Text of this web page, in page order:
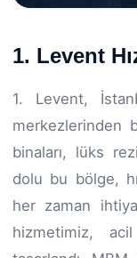
1. Levent
1. Levent,
merkezlerinden
binaları, lüks
dolu bu bölge,
her zaman
hizmetimiz,